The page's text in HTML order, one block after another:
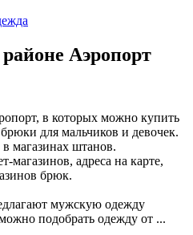
Аэропорт
в которых можно купить
для мальчиков и девочек.
магазинах штанов.
адреса на карте,
брюк.
мужскую одежду
подобрать одежду от ...